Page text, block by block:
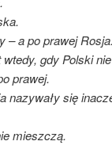
– a po prawej Rosja.
gdy Polski
prawej.
nazywały się
mieszczą.